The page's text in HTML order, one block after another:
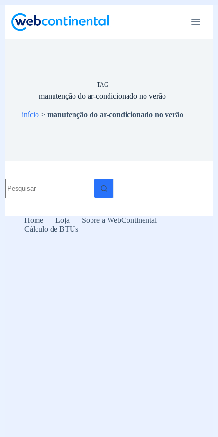
para
TAG
manutenção do ar-condicionado no verão
início> manutenção do ar-condicionado no verão
resultados
Home Loja
Sobre a WebContinental
Cálculo de BTUs